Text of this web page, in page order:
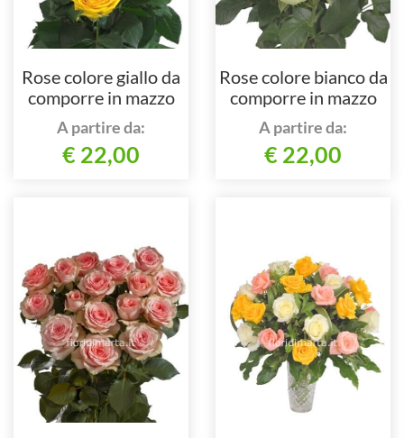
Rose colore giallo da
comporre in mazzo
per numero di steli.
A partire da:
€ 22,00
Rose colore bianco da
comporre in mazzo
per numero di steli.
A partire da:
€ 22,00